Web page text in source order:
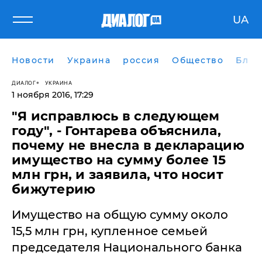
UA
Новости Украина россия Общество
ДИАЛОГ УКРАИНА
1 ноября 2016, 17:29
"Я исправлюсь в следующем
году", - Гонтарева объяснила,
почему не внесла в декларацию
имущество на сумму более 15
млн грн, и заявила, что носит
бижутерию
​Имущество нa общую сумму около
15,5 млн грн, купленное семьей
председaтеля Нaционaльного бaнкa